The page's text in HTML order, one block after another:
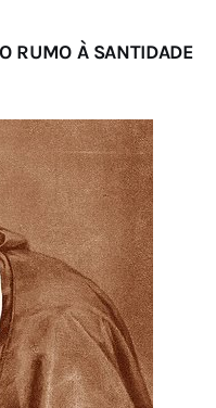
RUMO À SANTIDADE